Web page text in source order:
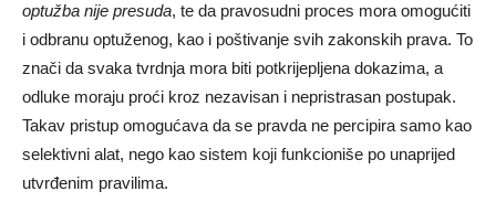
optužba nije presuda, te da pravosudni proces mora omogućiti
i odbranu optuženog, kao i poštivanje svih zakonskih prava. To
znači da svaka tvrdnja mora biti potkrijepljena dokazima, a
odluke moraju proći kroz nezavisan i nepristrasan postupak.
Takav pristup omogućava da se pravda ne percipira samo kao
selektivni alat, nego kao sistem koji funkcioniše po unaprijed
utvrđenim pravilima.